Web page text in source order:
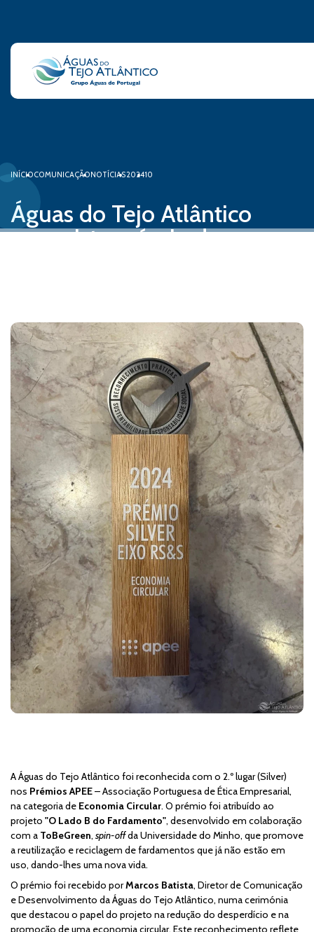
INÍCIOCOMUNICAÇÃONOTÍCIAS202410
Águas do Tejo Atlântico
conquista prémio de
A Águas do Tejo Atlântico foi reconhecida com o 2.º lugar (Silver)
nos Prémios APEE– Associação Portuguesa de Ética Empresarial,
na categoria de Economia Circular. O prémio foi atribuído ao
projeto "O Lado B do Fardamento", desenvolvido em colaboração
com a ToBeGreen, spin-offda Universidade do Minho, que promove
a reutilização e reciclagem de fardamentos que já não estão em
uso, dando-lhes uma nova vida.
O prémio foi recebido porMarcos Batista, Diretor de Comunicação
e Desenvolvimento da Águas do Tejo Atlântico, numa cerimónia
que destacou o papel do projeto na redução do desperdício e na
promoção de uma economia circular. Este reconhecimento reflete